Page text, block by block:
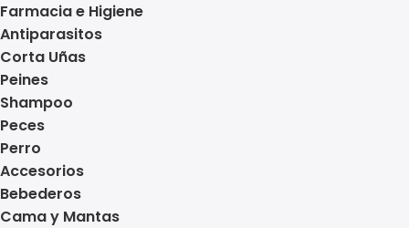
Farmacia e Higiene
Antiparasitos
Corta Uñas
Peines
Shampoo
Peces
Perro
Accesorios
Bebederos
Cama y Mantas